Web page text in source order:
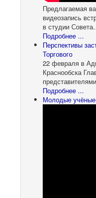
Предлагаемая
видеозапись
в студии
Подробнее ...
Перспективы
Торгового
22 февраля в
Краснообска
Подробнее ...
Молодые